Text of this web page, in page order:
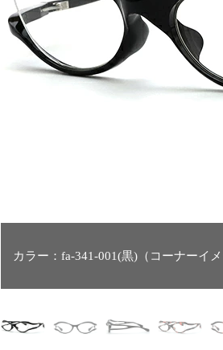
カラー：fa-341-001(黒)（コーナーイメ